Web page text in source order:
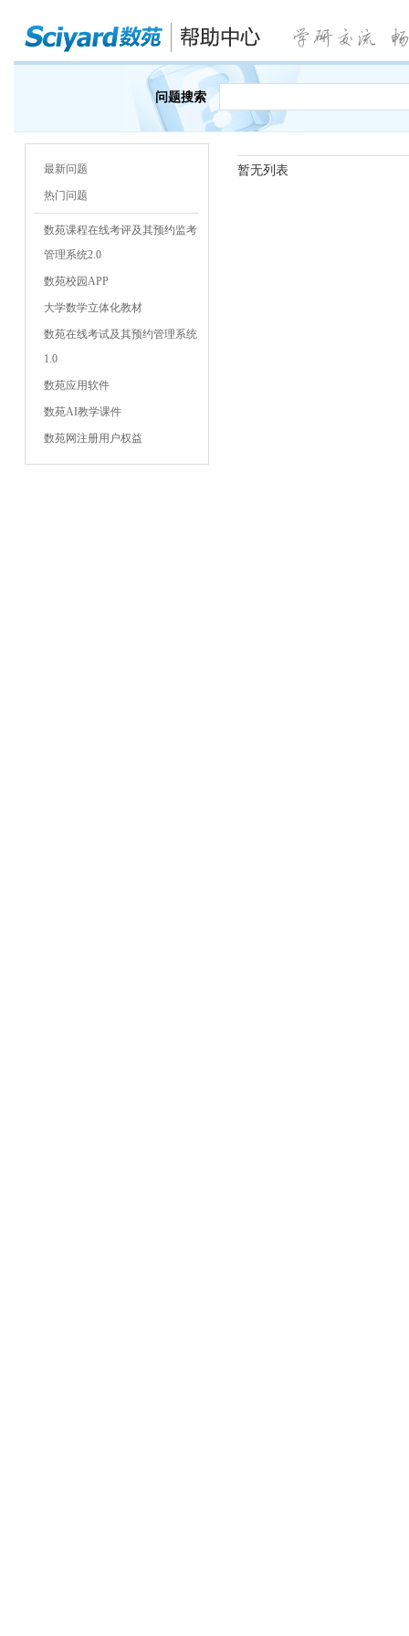
问题搜索
最新问题
热门问题
数苑课程在线考评及其预约监考
管理系统2.0
数苑校园APP
大学数学立体化教材
数苑在线考试及其预约管理系统
1.0
数苑应用软件
数苑AI教学课件
数苑网注册用户权益
暂无列表